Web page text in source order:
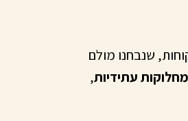
שנבחנו מולם
מחלוקות עתידיות,